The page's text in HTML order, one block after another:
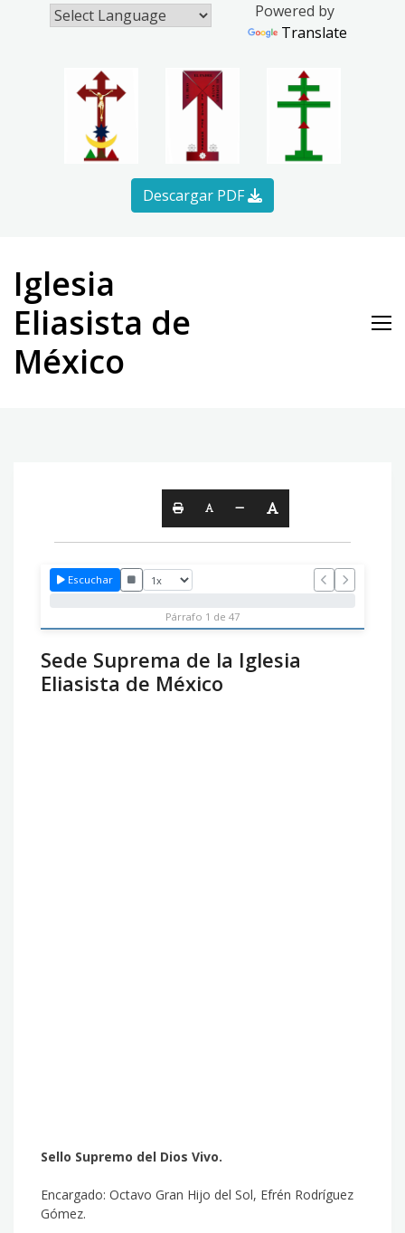
Powered by
Translate
Descargar PDF
content
Iglesia
Eliasista de
México
Escuchar
Párrafo 1 de 47
Sede Suprema de la Iglesia
Eliasista de México
Sello Supremo del Dios Vivo.
Encargado: Octavo Gran Hijo del Sol, Efrén Rodríguez
Gómez.